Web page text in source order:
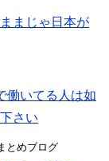
まじゃ日本が
働いてる人は如
さい
とめブログ